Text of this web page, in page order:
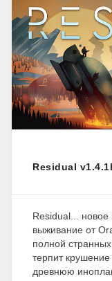
Residual
Residual...
выживание от
полной
терпит
древнюю